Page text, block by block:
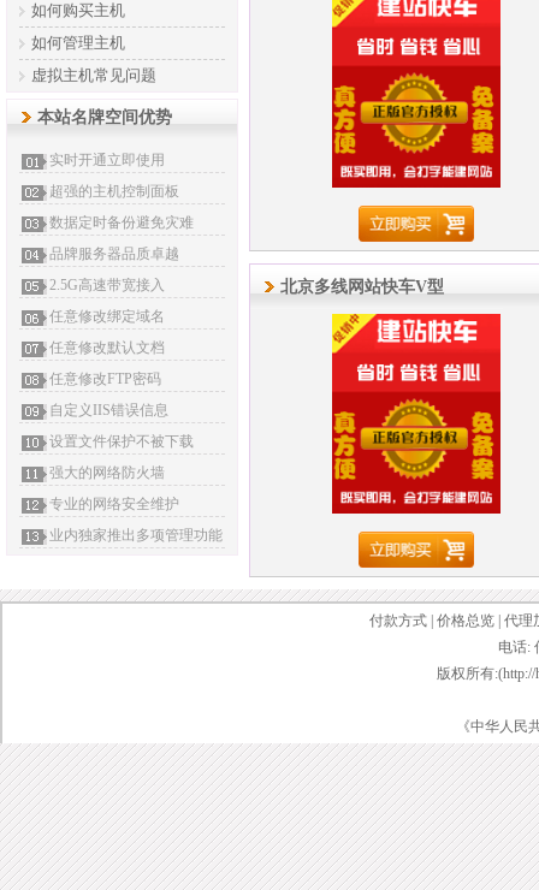
如何购买主机
如何管理主机
虚拟主机常见问题
本站名牌空间优势
实时开通立即使用
超强的主机控制面板
数据定时备份避免灾难
品牌服务器品质卓越
2.5G高速带宽接入
任意修改绑定域名
任意修改默认文档
任意修改FTP密码
自定义IIS错误信息
设置文件保护不被下载
强大的网络防火墙
专业的网络安全维护
业内独家推出多项管理功能
北京多线网站快车V型
付款方式 价格总览 代理
电话:
版权所有:(http://
《中华人民